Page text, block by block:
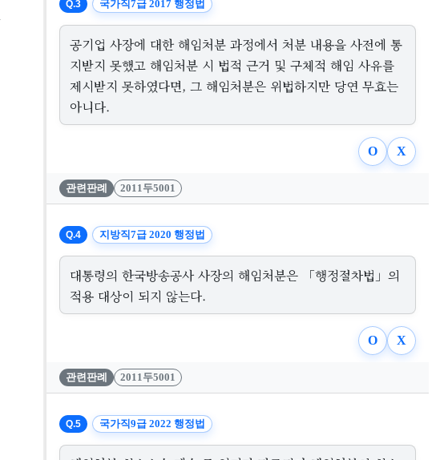
Q.3 국가직7급 2017 행정법
공기업 사장에 대한 해임처분 과정에서 처분 내용을 사전에 통
지받지 못했고 해임처분 시 법적 근거 및 구체적 해임 사유를
제시받지 못하였다면, 그 해임처분은 위법하지만 당연 무효는
아니다.
O X
관련판례 2011두5001
Q.4 지방직7급 2020 행정법
대통령의 한국방송공사 사장의 해임처분은 「행정절차법」의
적용 대상이 되지 않는다.
O X
관련판례 2011두5001
Q.5 국가직9급 2022 행정법